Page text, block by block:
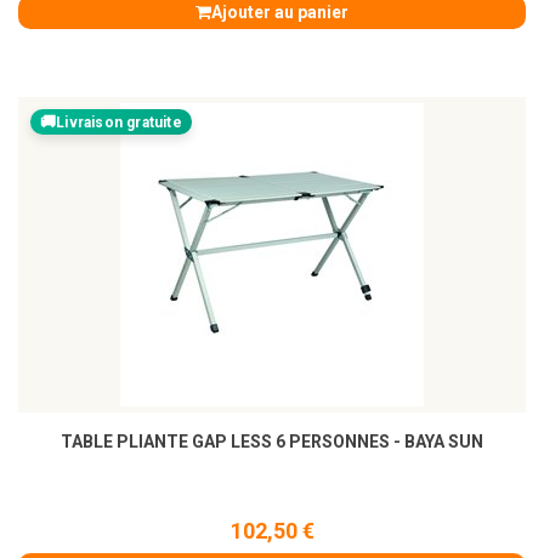
Ajouter au panier
TABLE PLIANTE GAP LESS 6 PERSONNES - BAYA SUN
Livraison gratuite
102,50 €